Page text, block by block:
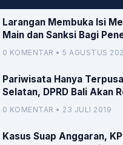
Larangan Membuka Isi
Main dan Sanksi Bagi
0 KOMENTAR • 5 AGUSTUS
Pariwisata Hanya
Selatan, DPRD Bali Akan
RTRW
0 KOMENTAR • 23 JULI 2019
Kasus Suap Anggaran,